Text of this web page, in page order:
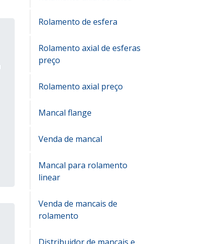
Rolamento de esfera
Rolamento axial de esferas
preço
Rolamento axial preço
Mancal flange
Venda de mancal
Mancal para rolamento
linear
Venda de mancais de
rolamento